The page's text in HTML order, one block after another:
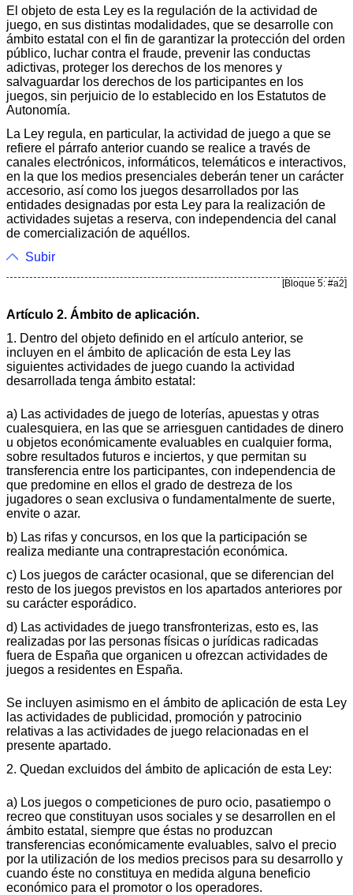
El objeto de esta Ley es la regulación de la actividad de
juego, en sus distintas modalidades, que se desarrolle con
ámbito estatal con el fin de garantizar la protección del orden
público, luchar contra el fraude, prevenir las conductas
adictivas, proteger los derechos de los menores y
salvaguardar los derechos de los participantes en los
juegos, sin perjuicio de lo establecido en los Estatutos de
Autonomía.
La Ley regula, en particular, la actividad de juego a que se
refiere el párrafo anterior cuando se realice a través de
canales electrónicos, informáticos, telemáticos e interactivos,
en la que los medios presenciales deberán tener un carácter
accesorio, así como los juegos desarrollados por las
entidades designadas por esta Ley para la realización de
actividades sujetas a reserva, con independencia del canal
de comercialización de aquéllos.
Subir
[Bloque 5: #a2]
Artículo 2. Ámbito de aplicación.
1. Dentro del objeto definido en el artículo anterior, se
incluyen en el ámbito de aplicación de esta Ley las
siguientes actividades de juego cuando la actividad
desarrollada tenga ámbito estatal:
a) Las actividades de juego de loterías, apuestas y otras
cualesquiera, en las que se arriesguen cantidades de dinero
u objetos económicamente evaluables en cualquier forma,
sobre resultados futuros e inciertos, y que permitan su
transferencia entre los participantes, con independencia de
que predomine en ellos el grado de destreza de los
jugadores o sean exclusiva o fundamentalmente de suerte,
envite o azar.
b) Las rifas y concursos, en los que la participación se
realiza mediante una contraprestación económica.
c) Los juegos de carácter ocasional, que se diferencian del
resto de los juegos previstos en los apartados anteriores por
su carácter esporádico.
d) Las actividades de juego transfronterizas, esto es, las
realizadas por las personas físicas o jurídicas radicadas
fuera de España que organicen u ofrezcan actividades de
juegos a residentes en España.
Se incluyen asimismo en el ámbito de aplicación de esta Ley
las actividades de publicidad, promoción y patrocinio
relativas a las actividades de juego relacionadas en el
presente apartado.
2. Quedan excluidos del ámbito de aplicación de esta Ley:
a) Los juegos o competiciones de puro ocio, pasatiempo o
recreo que constituyan usos sociales y se desarrollen en el
ámbito estatal, siempre que éstas no produzcan
transferencias económicamente evaluables, salvo el precio
por la utilización de los medios precisos para su desarrollo y
cuando éste no constituya en medida alguna beneficio
económico para el promotor o los operadores.